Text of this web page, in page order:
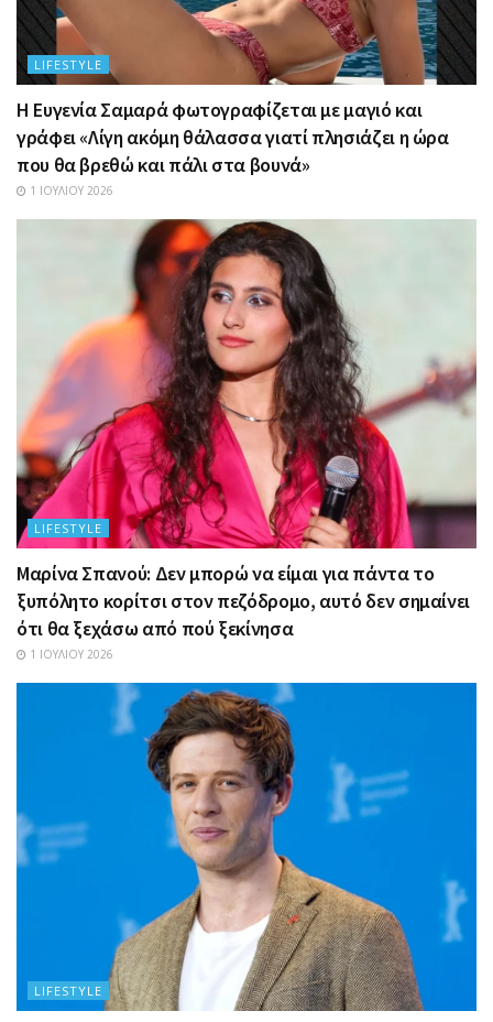
LIFESTYLE
Η Ευγενία Σαμαρά φωτογραφίζεται με μαγιό και
γράφει «Λίγη ακόμη θάλασσα γιατί πλησιάζει η ώρα
που θα βρεθώ και πάλι στα βουνά»
1 ΙΟΥΛΊΟΥ 2026
LIFESTYLE
Μαρίνα Σπανού: Δεν μπορώ να είμαι για πάντα το
ξυπόλητο κορίτσι στον πεζόδρομο, αυτό δεν σημαίνει
ότι θα ξεχάσω από πού ξεκίνησα
1 ΙΟΥΛΊΟΥ 2026
LIFESTYLE